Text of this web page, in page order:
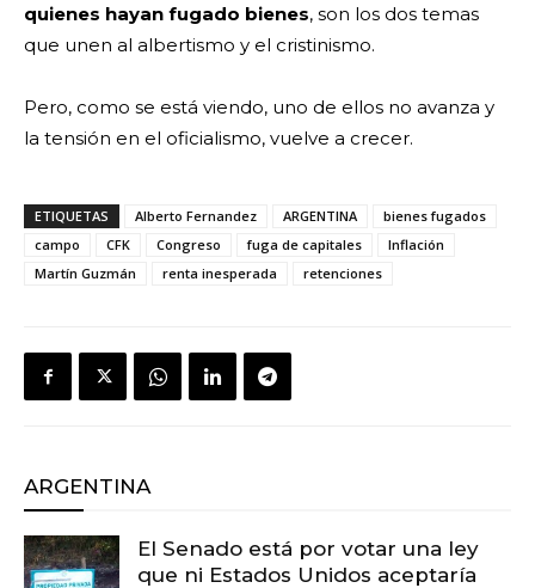
quienes hayan fugado bienes, son los dos temas
que unen al albertismo y el cristinismo.
Pero, como se está viendo, uno de ellos no avanza y
la tensión en el oficialismo, vuelve a crecer.
ETIQUETAS Alberto Fernandez ARGENTINA
bienes fugados
campo
CFK Congreso fuga de capitales
Inflación
Martín Guzmán
renta inesperada retenciones
ARGENTINA
El Senado está por votar una ley
que ni Estados Unidos aceptaría